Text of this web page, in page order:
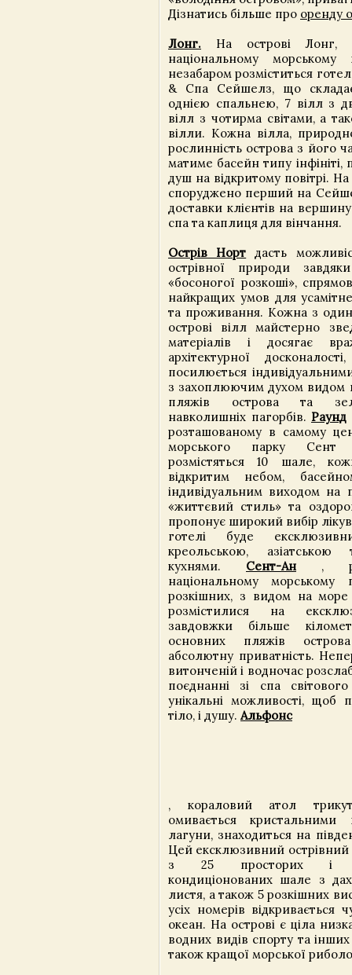
Дізнатись більше про оренду
Лонг. На острові Лонг,
національному
незабаром розміститься
& Спа Сейшелз, що
однією спальнею, 7 вілл з
вілл з чотирма світами, а
вілли. Кожна вілла,
рослинність острова з його
матиме басейн типу інфініті,
душ на відкритому повітрі.
споруджено перший на
доставки клієнтів на
спа та каплиця для вінчання.
Острів Норт
дасть
острівної природи
«босоногої розкоші»,
найкращих умов для
та проживання. Кожна з
острові вілл майстерно
матеріалів і досягає
архітектурної
посилюється
з захоплюючим духом видом
пляжів острова та
навколишніх пагорбів. Раунд
розташованому в самому
морського парку Сент
розмістяться 10 шале,
відкритим небом,
індивідуальним виходом на
«життєвий стиль» та
пропонує широкий вибір
готелі буде
креольською, азіатською
кухнями. Сент-Ан ,
національному морському
розкішних, з видом на
розмістилися на
завдовжки більше
основних пляжів
абсолютну приватність.
витонченій і водночас
поєднанні зі спа
унікальні можливості, щоб
тіло, і душу. Альфонс
, кораловий атол
омивається кристальними
лагуни, знаходиться на
Цей ексклюзивний острівний
з 25 просторих і
кондиціонованих шале з
листя, а також 5 розкішних
усіх номерів відкривається
океан. На острові є ціла
водних видів спорту та
також кращої морської